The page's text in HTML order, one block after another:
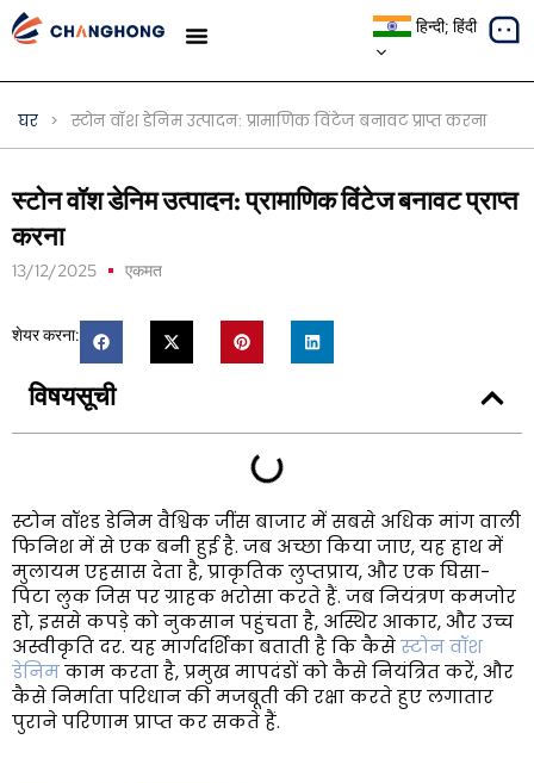
हिन्दी; हिंदी
घर > स्टोन वॉश डेनिम उत्पादन: प्रामाणिक विंटेज बनावट प्राप्त करना
स्टोन वॉश डेनिम उत्पादन: प्रामाणिक विंटेज बनावट प्राप्त
करना
13/12/2025 एकमत
शेयर करना:
विषयसूची
स्टोन वॉश्ड डेनिम वैश्विक जींस बाजार में सबसे अधिक मांग वाली
फिनिश में से एक बनी हुई है. जब अच्छा किया जाए, यह हाथ में
मुलायम एहसास देता है, प्राकृतिक लुप्तप्राय, और एक घिसा-
पिटा लुक जिस पर ग्राहक भरोसा करते हैं. जब नियंत्रण कमजोर
हो, इससे कपड़े को नुकसान पहुंचता है, अस्थिर आकार, और उच्च
अस्वीकृति दर. यह मार्गदर्शिका बताती है कि कैसेस्टोन वॉश
डेनिमकाम करता है, प्रमुख मापदंडों को कैसे नियंत्रित करें, और
कैसे निर्माता परिधान की मजबूती की रक्षा करते हुए लगातार
पुराने परिणाम प्राप्त कर सकते हैं.